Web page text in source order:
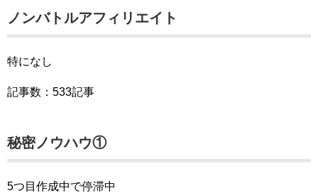
ノンバトルアフィリエイト
特になし
記事数：533記事
秘密ノウハウ①
5つ目作成中で停滞中